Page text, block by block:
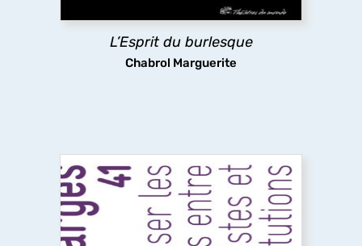
L’Esprit du burlesque
Chabrol Marguerite
découvrir
Repenser les relations entre artistes et